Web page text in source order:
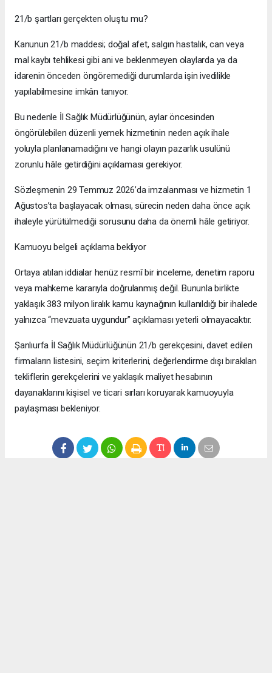
21/b şartları gerçekten oluştu mu?
Kanunun 21/b maddesi; doğal afet, salgın hastalık, can veya
mal kaybı tehlikesi gibi ani ve beklenmeyen olaylarda ya da
idarenin önceden öngöremediği durumlarda işin ivedilikle
yapılabilmesine imkân tanıyor.
Bu nedenle İl Sağlık Müdürlüğünün, aylar öncesinden
öngörülebilen düzenli yemek hizmetinin neden açık ihale
yoluyla planlanamadığını ve hangi olayın pazarlık usulünü
zorunlu hâle getirdiğini açıklaması gerekiyor.
Sözleşmenin 29 Temmuz 2026’da imzalanması ve hizmetin 1
Ağustos’ta başlayacak olması, sürecin neden daha önce açık
ihaleyle yürütülmediği sorusunu daha da önemli hâle getiriyor.
Kamuoyu belgeli açıklama bekliyor
Ortaya atılan iddialar henüz resmî bir inceleme, denetim raporu
veya mahkeme kararıyla doğrulanmış değil. Bununla birlikte
yaklaşık 383 milyon liralık kamu kaynağının kullanıldığı bir ihalede
yalnızca “mevzuata uygundur” açıklaması yeterli olmayacaktır.
Şanlıurfa İl Sağlık Müdürlüğünün 21/b gerekçesini, davet edilen
firmaların listesini, seçim kriterlerini, değerlendirme dışı bırakılan
tekliflerin gerekçelerini ve yaklaşık maliyet hesabının
dayanaklarını kişisel ve ticari sırları koruyarak kamuoyuyla
paylaşması bekleniyor.